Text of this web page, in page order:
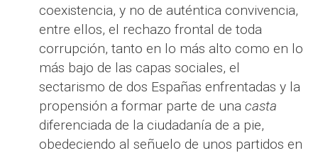
coexistencia, y no de auténtica convivencia,
entre ellos, el rechazo frontal de toda
corrupción, tanto en lo más alto como en lo
más bajo de las capas sociales, el
sectarismo de dos Españas enfrentadas y la
propensión a formar parte de una casta
diferenciada de la ciudadanía de a pie,
obedeciendo al señuelo de unos partidos en